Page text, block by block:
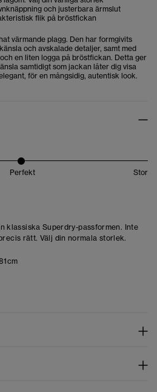
och justerbara ärmslut
flik på bröstfickan
värmande plagg. Den har formgivits
och avskalade detaljer, samt med
en liten logga på bröstfickan. Detta ger
samtidigt som jackan låter dig visa
för en mångsidig, autentisk look.
Perfekt Stor
klassiska Superdry-passformen. Inte
rätt. Välj din normala storlek.